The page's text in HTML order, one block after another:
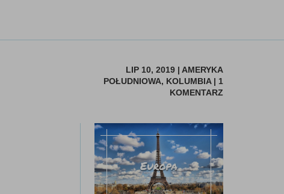
LIP 10, 2019 |AMERYKA
POŁUDNIOWA, KOLUMBIA| 1
KOMENTARZ